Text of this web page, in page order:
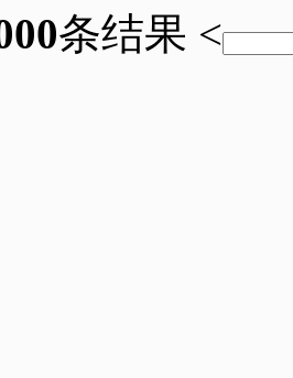
条结果 <